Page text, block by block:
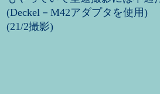
(Deckel－M42アダプタを使用)
(21/2撮影)